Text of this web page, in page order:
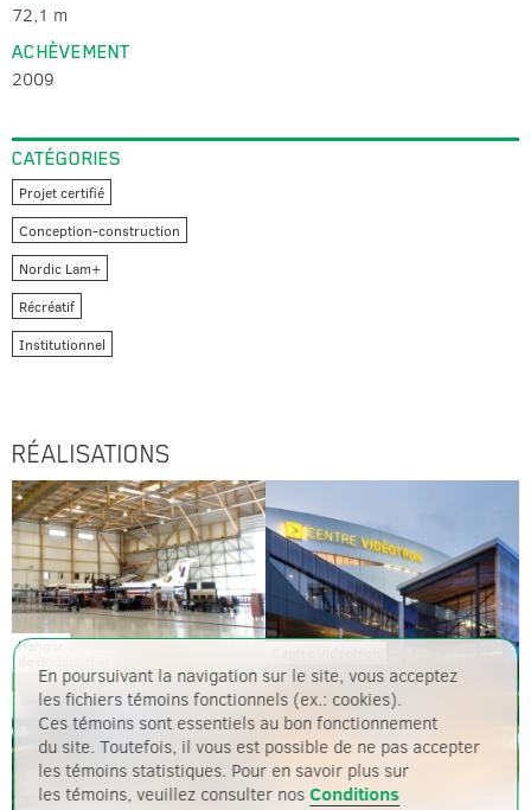
72,1 m
ACHÈVEMENT
2009
CATÉGORIES
Projet certifié
Conception-construction
Nordic Lam+
Récréatif
Institutionnel
RÉALISATIONS
Hangar
En poursuivant la navigation sur le site, vous acceptez
les fichiers témoins fonctionnels (ex.: cookies).
Ces témoins sont essentiels au bon fonctionnement
du site. Toutefois, il vous est possible de ne pas accepter
les témoins statistiques. Pour en savoir plus sur
les témoins, veuillez consulter nosConditions